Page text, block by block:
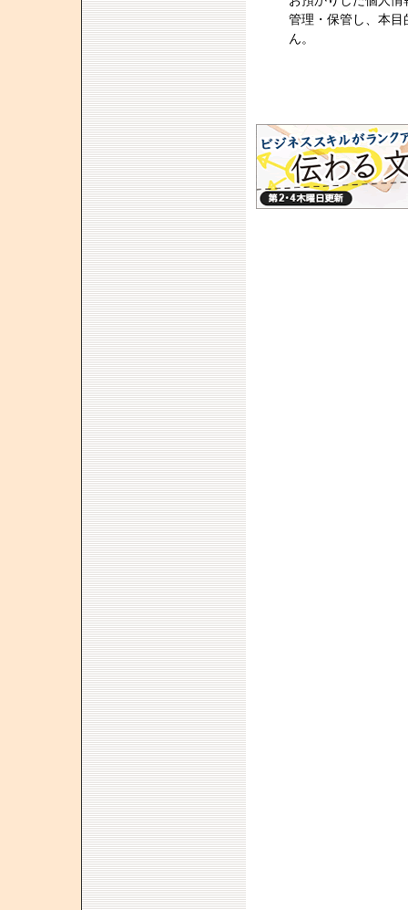
管理・保管し、本
ん。